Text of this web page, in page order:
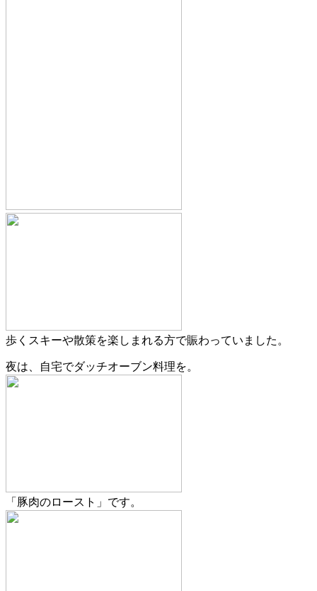
歩くスキーや散策を楽しまれる方で賑わっていました。
夜は、自宅でダッチオーブン料理を。
「豚肉のロースト」です。